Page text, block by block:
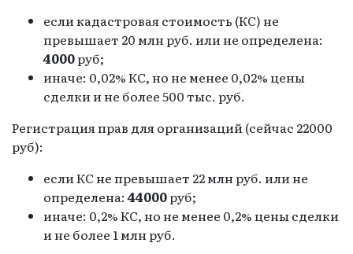
если кадастровая стоимость (КС) не
превышает 20 млн руб. или не определена:
4000руб;
иначе: 0,02% КС, но не менее 0,02% цены
сделки и не более 500 тыс. руб.
Регистрация прав для организаций (сейчас 22000
руб):
если КС не превышает 22 млн руб. или не
определена:44000руб;
иначе: 0,2% КС, но не менее 0,2% цены сделки
и не более 1 млн руб.